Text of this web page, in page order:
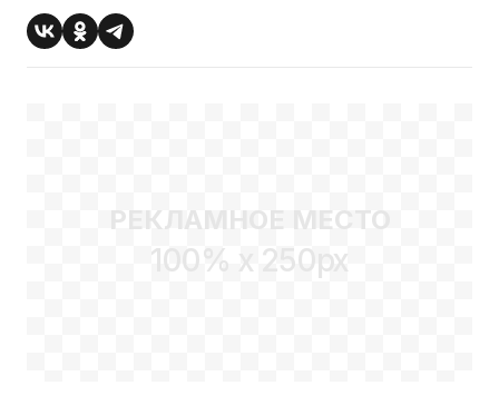
РЕКЛАМНОЕ МЕСТО
100% x 250px